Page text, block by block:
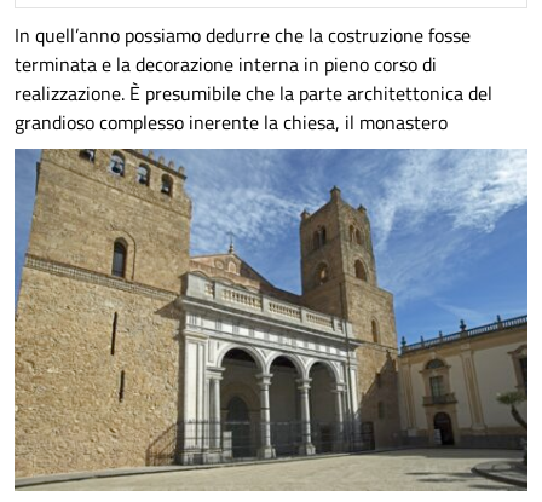
In quell’anno possiamo dedurre che la costruzione fosse
terminata e la decorazione interna in pieno corso di
realizzazione. È presumibile che la parte architettonica del
grandioso complesso inerente la chiesa, il monastero